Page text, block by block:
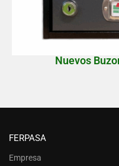
Nuevos
FERPASA
Empresa